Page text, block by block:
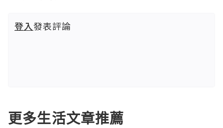
登入發表評論
更多生活文章推薦